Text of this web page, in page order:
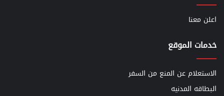
اعلن معنا
خدمات الموقع
الاستعلام عن المنع من السفر
البطاقه المدنيه